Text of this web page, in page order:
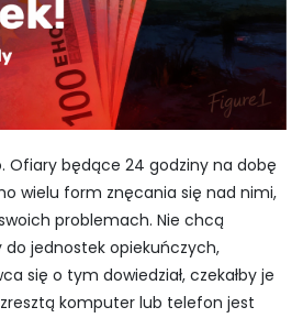
Ofiary będące 24 godziny na dobę
wielu form znęcania się nad nimi,
problemach. Nie chcą
jednostek opiekuńczych,
się o tym dowiedział, czekałby je
komputer lub telefon jest